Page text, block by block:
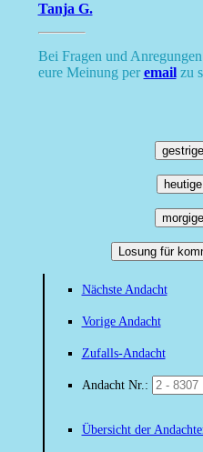
Tanja G.
Bei Fragen und
eure Meinung peremailzu
Losung für
Nächste Andacht
Vorige Andacht
Zufalls-Andacht
Andacht Nr.:
Übersicht der